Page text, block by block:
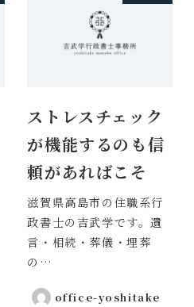
ストレスチェック
が機能するのも信
頼があればこそ
滋賀県高島市の住職系行
政書士の吉武学です。遺
言・相続・葬儀・埋葬
の…
office-yoshitake